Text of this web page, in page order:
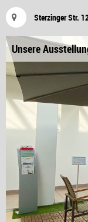
Sterzinger Str.
Unsere